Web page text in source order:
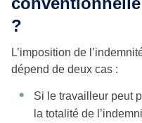
?
L’imposition de
dépend de deux cas :
Si le travailleur peut
la totalité de